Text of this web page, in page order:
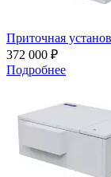
Приточная
372 000 ₽
Подробнее